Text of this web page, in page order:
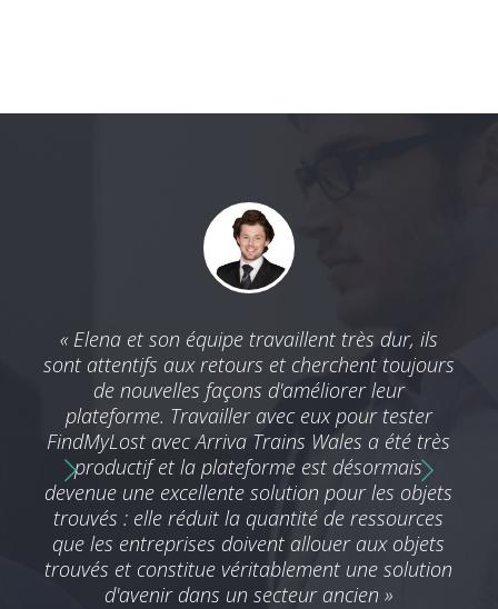
« Elena et son équipe travaillent très dur, ils
sont attentifs aux retours et cherchent toujours
de nouvelles façons d'améliorer leur
plateforme. Travailler avec eux pour tester
FindMyLost avec Arriva Trains Wales a été très
productif et la plateforme est désormais
devenue une excellente solution pour les objets
trouvés : elle réduit la quantité de ressources
que les entreprises doivent allouer aux objets
trouvés et constitue véritablement une solution
d'avenir dans un secteur ancien »